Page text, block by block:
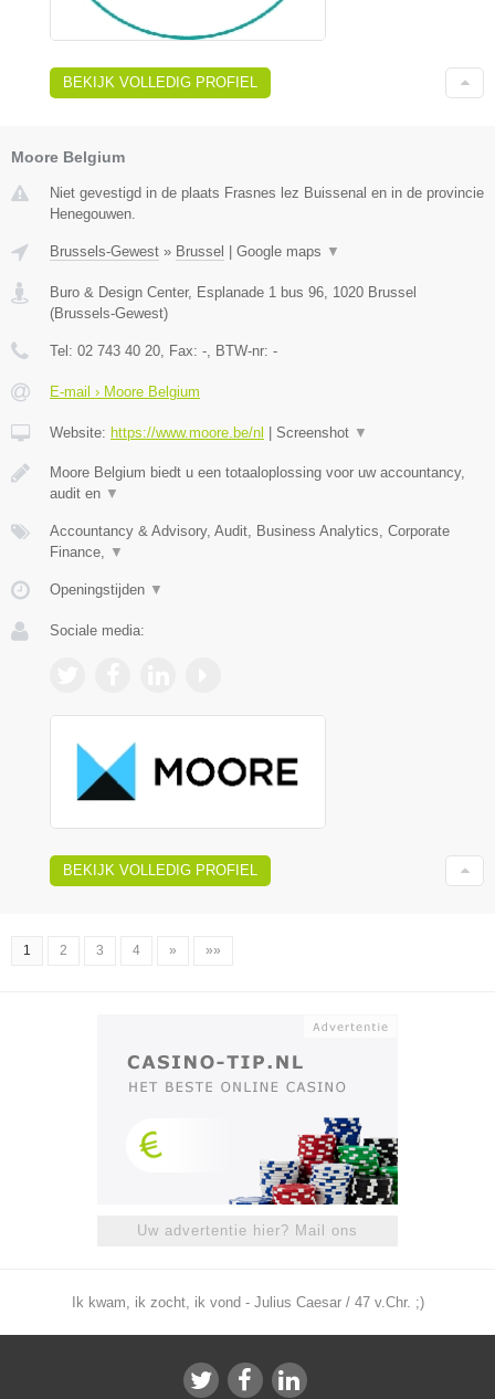
BEKIJK VOLLEDIG PROFIEL
Moore Belgium
Niet gevestigd in de plaats Frasnes lez Buissenal en in de provincie
Henegouwen.
Brussels-Gewest » Brussel | Google maps ▼
Buro & Design Center, Esplanade 1 bus 96 1020 Brussel
(Brussels-Gewest)
Tel: 02 743 40 20 , Fax: - , BTW-nr: -
E-mail › Moore Belgium
Website: https://www.moore.be/nl | Screenshot ▼
Moore Belgium biedt u een totaaloplossing voor uw accountancy,
audit en ▼
Accountancy & Advisory, Audit, Business Analytics, Corporate
Finance,
▼
Openingstijden ▼
Sociale media:
BEKIJK VOLLEDIG PROFIEL
1 2 3 4 » »»
Uw advertentie hier? Mail ons
Ik kwam, ik zocht, ik vond - Julius Caesar / 47 v.Chr. ;)